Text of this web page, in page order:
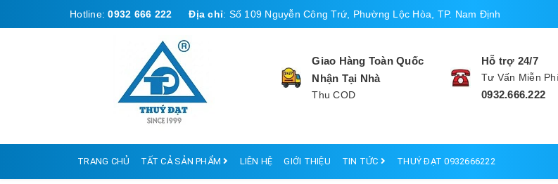
Hotline:0932 666 222 Địa chỉ: Số 109 Nguyễn Công Trứ, Phường Lộc Hòa, TP. Nam Định
Giao Hàng Toàn Quốc
Nhận Tại Nhà
Thu COD
Hỗ trợ 24/7
Tư Vấn Miễn
0932.666.222
TRANG CHỦ TẤT CẢ SẢN PHẨM LIÊN HỆ GIỚI THIỆU TIN TỨC THUÝ ĐẠT 0932666222